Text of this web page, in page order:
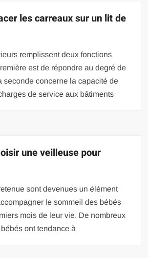
les carreaux sur un lit de
remplissent deux fonctions
est de répondre au degré de
seconde concerne la capacité de
de service aux bâtiments
une veilleuse pour
sont devenues un élément
le sommeil des bébés
mois de leur vie. De nombreux
ont tendance à